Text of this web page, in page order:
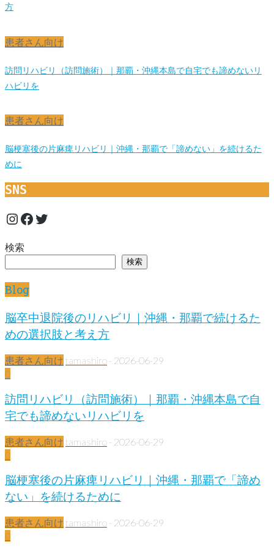
方
患者さん向け
訪問リハビリ（訪問施術）｜那覇・沖縄本島で自宅でも諦めないリ
ハビリを
患者さん向け
脳梗塞後の片麻痺リハビリ｜沖縄・那覇で「諦めない」を続けるた
めに
SNS
Instagram
Facebook
Twitter
検索
検索
Blog
脳卒中退院後のリハビリ｜沖縄・那覇で続けるた
めの選択肢と考え方
患者さん向け tamashiro - 2026-06-29
0
訪問リハビリ（訪問施術）｜那覇・沖縄本島で自
宅でも諦めないリハビリを
患者さん向け tamashiro - 2026-06-29
0
脳梗塞後の片麻痺リハビリ｜沖縄・那覇で「諦め
ない」を続けるために
患者さん向け tamashiro - 2026-06-29
0